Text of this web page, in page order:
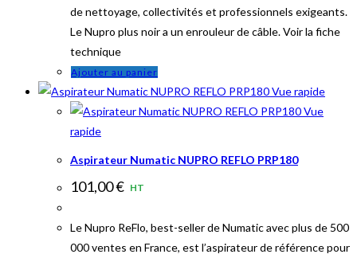
de nettoyage, collectivités et professionnels exigeants.
Le Nupro plus noir a un enrouleur de câble. Voir la fiche
technique
Ajouter au panier
Vue rapide
Vue
rapide
Aspirateur Numatic NUPRO REFLO PRP180
101,00€ HT
Le Nupro ReFlo, best-seller de Numatic avec plus de 500
000 ventes en France, est l’aspirateur de référence pour